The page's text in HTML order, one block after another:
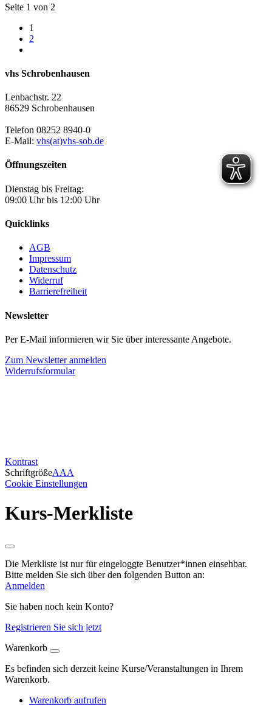
Seite 1 von 2
1
2
vhs Schrobenhausen
Lenbachstr. 22
86529 Schrobenhausen
Telefon 08252 8940-0
E-Mail: vhs(at)vhs-sob.de
Öffnungszeiten
Dienstag bis Freitag:
09:00 Uhr bis 12:00 Uhr
Quicklinks
AGB
Impressum
Datenschutz
Widerruf
Barrierefreiheit
Newsletter
Per E-Mail informieren wir Sie über interessante Angebote.
Zum Newsletter anmelden
Widerrufsformular
Kontrast
SchriftgrößeAAA
Cookie Einstellungen
Kurs-Merkliste
Die Merkliste ist nur für eingeloggte Benutzer*innen einsehbar.
Bitte melden Sie sich über den folgenden Button an:
Anmelden
Sie haben noch kein Konto?
Registrieren Sie sich jetzt
Warenkorb
Es befinden sich derzeit keine Kurse/Veranstaltungen in Ihrem
Warenkorb.
Warenkorb aufrufen